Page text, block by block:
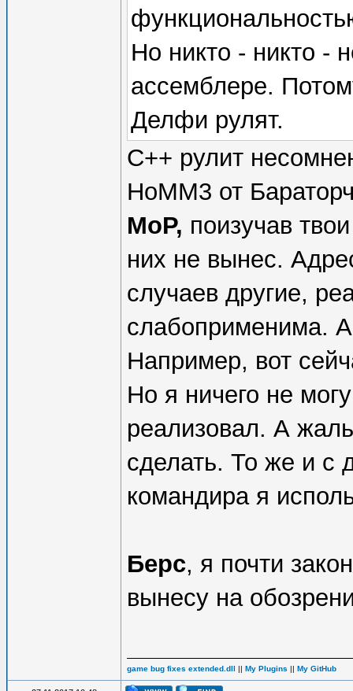
Но никто - никто -
ассемблере.
Делфи рулят.
С++ рулит
HoMM3 от
MoP, поизучав
них не вынес.
случаев другие,
слабоприменима.
Например, вот
Но я ничего не
реализовал. А
сделать. То же и с
командира я
Берс, я почти
вынесу на
game bug fixes extended.dll || My Plugins || My GitHub